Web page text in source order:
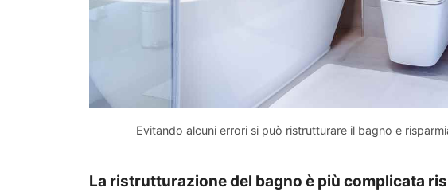
Evitando alcuni errori si può ristrutturare il bagno e
La ristrutturazione del bagno è più complicata